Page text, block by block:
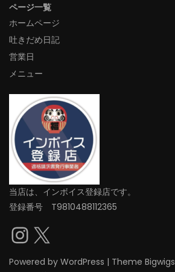
ページ一覧
ホームページ
吐きだめ日記
営業日
メニュー
当店は、インボイス登録店です。
登録番号 T9810488112365
Instagram
X
Powered by WordPress | Theme Bigwigs